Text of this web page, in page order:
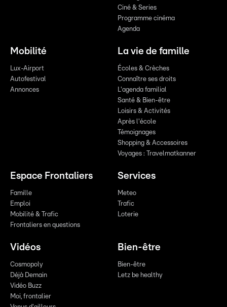
Ciné & Series
Programme cinéma
Agenda
Mobilité
Lux-Airport
Autofestival
Annonces
La vie de famille
Écoles & Crèches
Connaître ses droits
L'agenda familial
Santé & Bien-être
Loisirs & Activités
Après l'école
Témoignages
Shopping & Accessoires
Voyages : Travelmatkanner
Espace Frontaliers
Famille
Emploi
Mobilité & Trafic
Frontaliers en questions
Services
Meteo
Trafic
Loterie
Vidéos
Cosmopoly
Déjà Demain
Vidéo Buzz
Moi, frontalier
Bien-être
Bien-être
Letz be healthy